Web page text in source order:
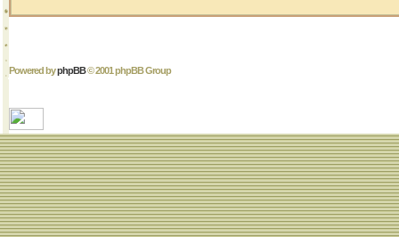
Powered byphpBB© 2001 phpBB Group